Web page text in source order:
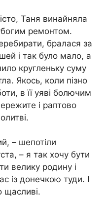
Таня винайняла
ремонтом.
бралася за
і так було мало, а
кругленьку суму
Якось, коли пізно
в її уяві бoлючим
і раптово
– шепотіли
– я так хочу бути
велику родину і
із донечкою туди. І
щасливі.